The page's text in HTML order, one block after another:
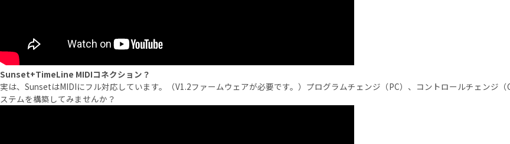
Sunset+TimeLine MIDIコネクション？
実は、SunsetはMIDIにフル対応しています。（V1.2ファームウェアが必要です。）プログラムチェンジ（PC）、コントロールチェンジ
ステムを構築してみませんか？